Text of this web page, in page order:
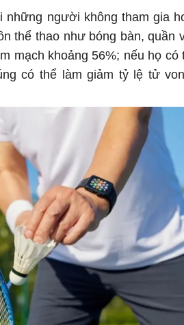
người không tham gia
thể thao như bóng bàn, quần
mạch khoảng 56%; nếu họ
có thể làm giảm tỷ lệ tử